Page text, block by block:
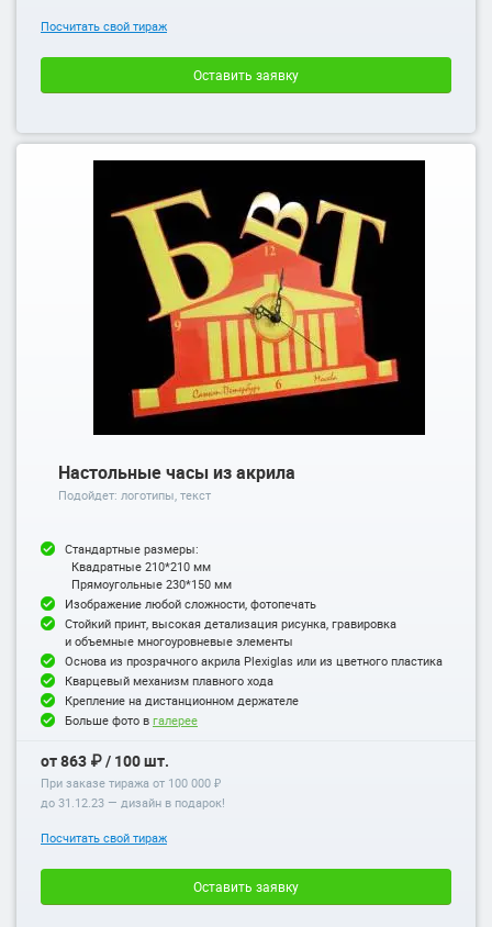
Посчитать свой тираж
Оставить заявку
Настольные часы из акрила
Подойдет: логотипы, текст
Стандартные размеры:
Квадратные 210*210 мм
Прямоугольные 230*150 мм
Изображение любой сложности, фотопечать
Стойкий принт, высокая детализация рисунка, гравировка
и объемные многоуровневые элементы
Основа из прозрачного акрила Plexiglas или из цветного пластика
Кварцевый механизм плавного хода
Крепление на дистанционном держателе
Больше фото в галерее
от 863 ₽ / 100 шт.
При заказе тиража от 100 000 ₽
до 31.12.23 — дизайн в подарок!
Посчитать свой тираж
Оставить заявку